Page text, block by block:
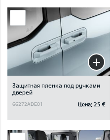
Защитная пленка под ручками
дверей
66272ADE01 Цена: 25 €